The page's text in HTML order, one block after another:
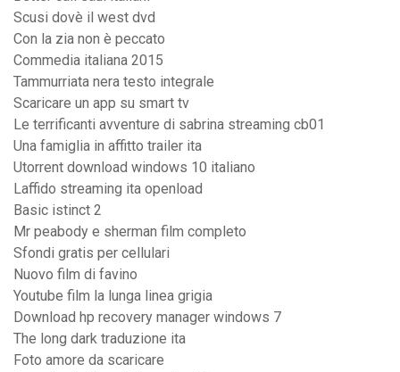
Scusi dovè il west dvd
Con la zia non è peccato
Commedia italiana 2015
Tammurriata nera testo integrale
Scaricare un app su smart tv
Le terrificanti avventure di sabrina streaming cb01
Una famiglia in affitto trailer ita
Utorrent download windows 10 italiano
Laffido streaming ita openload
Basic istinct 2
Mr peabody e sherman film completo
Sfondi gratis per cellulari
Nuovo film di favino
Youtube film la lunga linea grigia
Download hp recovery manager windows 7
The long dark traduzione ita
Foto amore da scaricare